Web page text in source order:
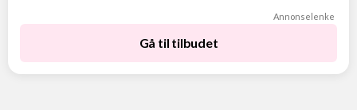
Annonselenke
Gå til tilbudet